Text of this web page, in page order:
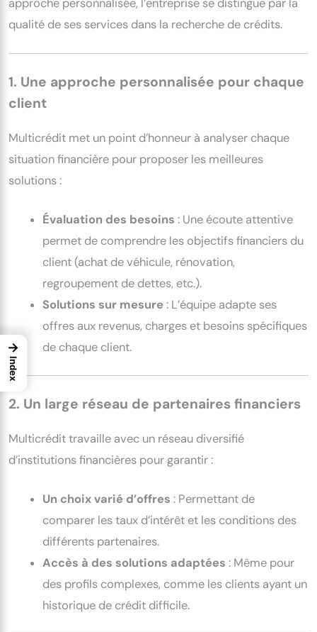
approche personnalisée, l’entreprise se distingue par la
qualité de ses services dans la recherche de crédits.
1. Une approche personnalisée pour chaque
client
Multicrédit met un point d’honneur à analyser chaque
situation financière pour proposer les meilleures
solutions :
Évaluation des besoins : Une écoute attentive
permet de comprendre les objectifs financiers du
client (achat de véhicule, rénovation,
regroupement de dettes, etc.).
Solutions sur mesure : L’équipe adapte ses
offres aux revenus, charges et besoins spécifiques
de chaque client.
2. Un large réseau de partenaires financiers
Multicrédit travaille avec un réseau diversifié
d’institutions financières pour garantir :
Un choix varié d’offres : Permettant de
comparer les taux d’intérêt et les conditions des
différents partenaires.
Accès à des solutions adaptées : Même pour
des profils complexes, comme les clients ayant un
historique de crédit difficile.
→
Index